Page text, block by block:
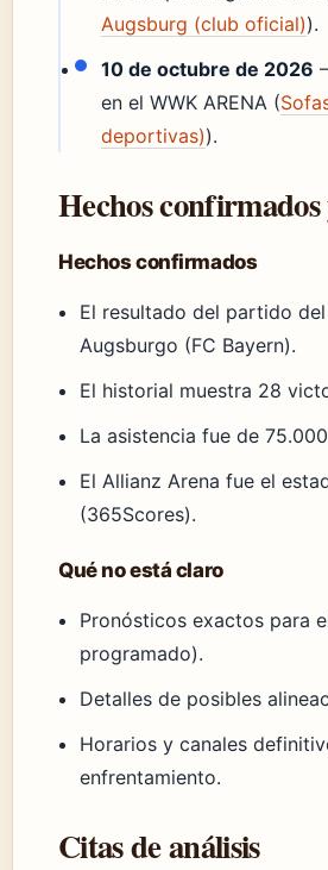
Augsburg (club oficial)).
10 de octubre de 2026
en el WWK ARENA (
deportivas)).
Hechos
Hechos confirmados
El resultado del partido
Augsburgo (FC Bayern).
El historial muestra 28
La asistencia fue de
El Allianz Arena fue el
(365Scores).
Qué no está claro
Pronósticos exactos para
programado).
Detalles de posibles
Horarios y canales
enfrentamiento.
Citas de análisis